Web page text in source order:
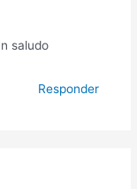
saludo
Responder